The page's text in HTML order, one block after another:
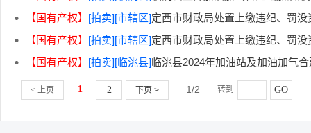
【国有产权】 [拍卖][市辖区]定西市财政局处置上缴违纪、罚
【国有产权】 [拍卖][市辖区]定西市财政局处置上缴违纪、罚
【国有产权】 [拍卖][临洮县]临洮县2024年加油站及加油加气
< 上页 1 2 下页 > 1/2 转到 GO